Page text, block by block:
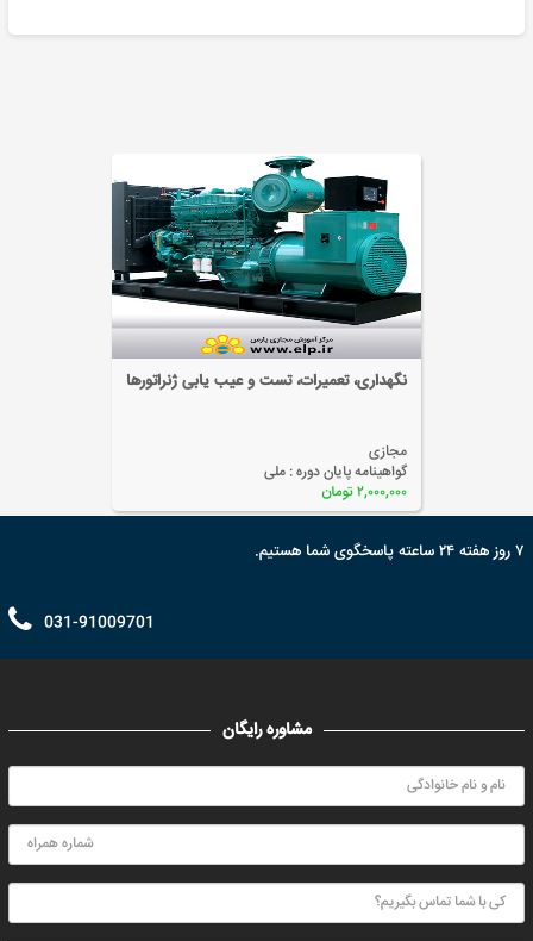
نگهداری، تعمیرات، تست و عیب یابی ژنراتورها
مجازی
گواهینامه پایان دوره : ملی
۲,۰۰۰,۰۰۰ تومان
۷ روز هفته ۲۴ ساعته پاسخگوی شما هستیم.
031-91009701
مشاوره رایگان